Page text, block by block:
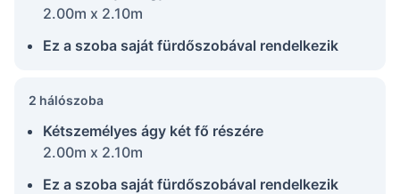
2.00m x 2.10m
Ez a szoba saját fürdőszobával rendelkezik
2 hálószoba
Kétszemélyes ágy két fő részére
2.00m x 2.10m
Ez a szoba saját fürdőszobával rendelkezik